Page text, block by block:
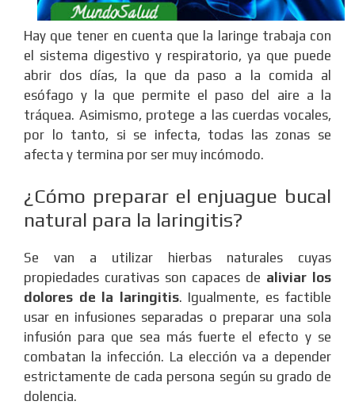
Hay que tener en cuenta que la laringe trabaja con
el sistema digestivo y respiratorio, ya que puede
abrir dos días, la que da paso a la comida al
esófago y la que permite el paso del aire a la
tráquea. Asimismo, protege a las cuerdas vocales,
por lo tanto, si se infecta, todas las zonas se
afecta y termina por ser muy incómodo.
¿Cómo preparar el enjuague bucal
natural para la laringitis?
Se van a utilizar hierbas naturales cuyas
propiedades curativas son capaces de aliviar los
dolores de la laringitis. Igualmente, es factible
usar en infusiones separadas o preparar una sola
infusión para que sea más fuerte el efecto y se
combatan la infección. La elección va a depender
estrictamente de cada persona según su grado de
dolencia.